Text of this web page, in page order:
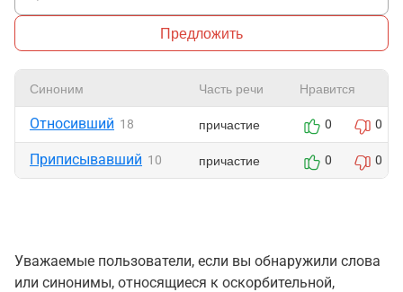
Предложить
Синоним Часть речи Нравится
Относивший 18 причастие 0 0
Приписывавший 10 причастие 0 0
Уважаемые пользователи, если вы обнаружили слова
или синонимы, относящиеся к оскорбительной,